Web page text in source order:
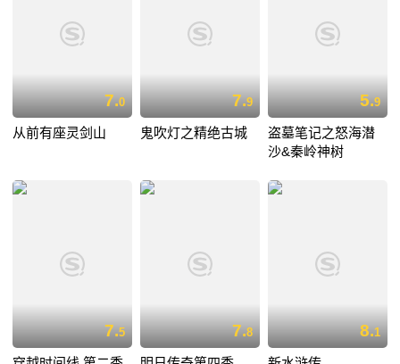
7.0
从前有座灵剑山
7.9
鬼吹灯之精绝古城
5.9
盗墓笔记之怒海潜
沙&秦岭神树
7.5 7.8 8.1